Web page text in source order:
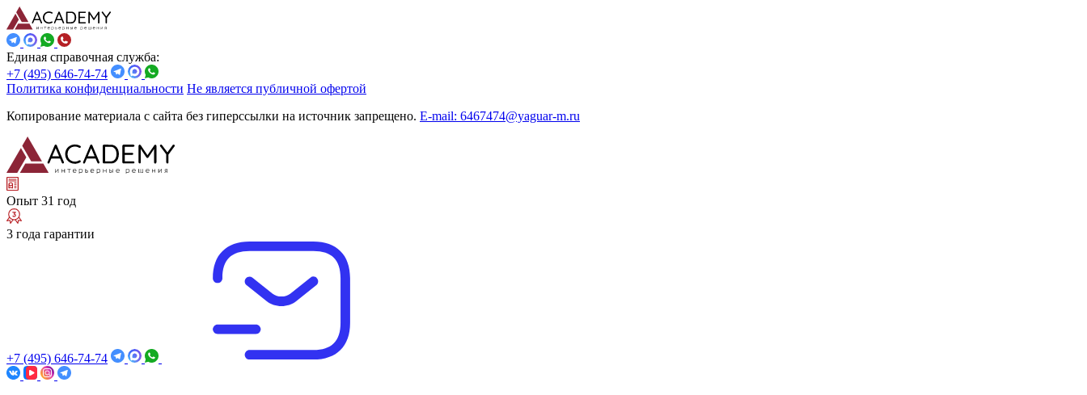
Единая справочная служба:
+7 (495) 646-74-74
Политика конфиденциальности Не является публичной офертой
Копирование материала с сайта без гиперссылки на источник запрещено. E-mail: 6467474@yaguar-m.ru
Опыт 31 год
3 года гарантии
+7 (495) 646-74-74